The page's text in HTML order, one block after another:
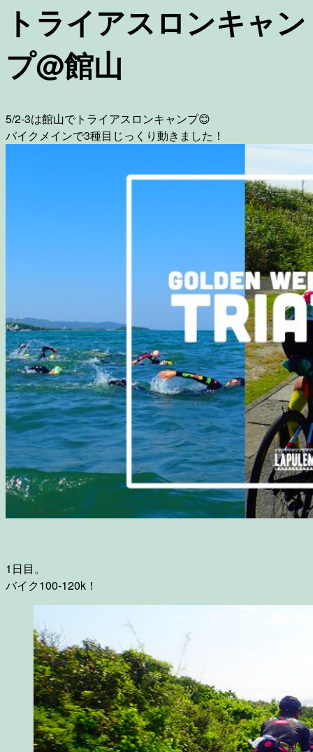
トライアスロンキャン
プ@館山
5/2-3は館山でトライアスロンキャンプ😊
バイクメインで3種目じっくり動きました！
1日目。
バイク100-120k！